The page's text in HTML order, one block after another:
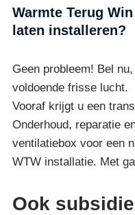
Warmte Terug
laten installeren?
Geen probleem! Bel
voldoende frisse lucht.
Vooraf krijgt u een
Onderhoud, reparatie
ventilatiebox voor een
WTW installatie. Met
Ook